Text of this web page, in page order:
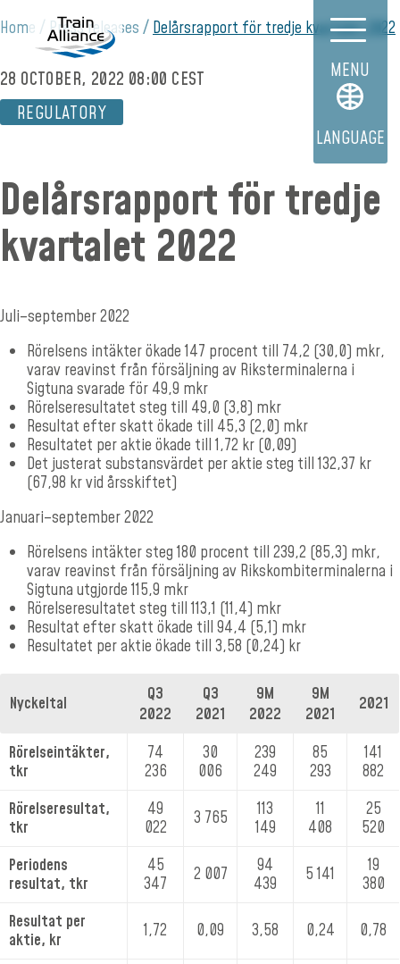
MENU
LANGUAGE
Home Press releases Delårsrapport för tredje kvartalet 2022
28 OCTOBER, 2022 08:00 CEST
REGULATORY
Delårsrapport för tredje
kvartalet 2022
Juli–september 2022
Rörelsens intäkter ökade 147 procent till 74,2 (30,0) mkr,
varav reavinst från försäljning av Riksterminalerna i
Sigtuna svarade för 49,9 mkr
Rörelseresultatet steg till 49,0 (3,8) mkr
Resultat efter skatt ökade till 45,3 (2,0) mkr
Resultatet per aktie ökade till 1,72 kr (0,09)
Det justerat substansvärdet per aktie steg till 132,37 kr
(67,98 kr vid årsskiftet)
Januari–september 2022
Rörelsens intäkter steg 180 procent till 239,2 (85,3) mkr,
varav reavinst från försäljning av Rikskombiterminalerna i
Sigtuna utgjorde 115,9 mkr
Rörelseresultatet steg till 113,1 (11,4) mkr
Resultat efter skatt ökade till 94,4 (5,1) mkr
Resultatet per aktie ökade till 3,58 (0,24) kr
Nyckeltal
Q3
2022
Q3
2021
9M
2022
9M
2021
2021
Rörelseintäkter,
tkr
74
236
30
006
239
249
85
293
141
882
Rörelseresultat,
tkr
49
022
3 765
113
149
11
408
25
520
Periodens
resultat, tkr
45
347
2 007
94
439
5 141
19
380
Resultat per
aktie, kr
1,72 0,09 3,58 0,24 0,78